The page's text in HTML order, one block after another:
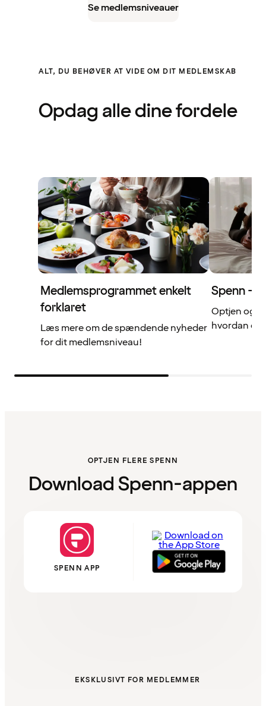
Se medlemsniveauer
ALT, DU BEHØVER AT VIDE OM DIT MEDLEMSKAB
Opdag alle dine fordele
Medlemsprogrammet enkelt
forklaret
Læs mere om de spændende nyheder
for dit medlemsniveau!
Spenn –
Optjen og
hvordan
OPTJEN FLERE SPENN
Download Spenn-appen
SPENN APP
EKSKLUSIVT FOR MEDLEMMER